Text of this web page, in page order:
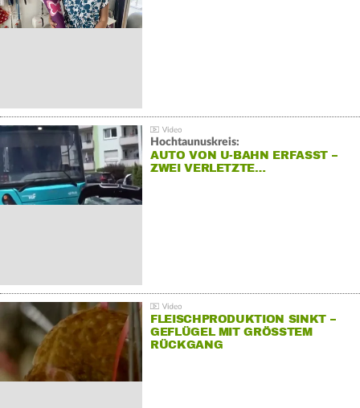
Hochtaunuskreis:
AUTO VON U-BAHN ERFASST –
ZWEI VERLETZTE…
FLEISCHPRODUKTION SINKT –
GEFLÜGEL MIT GRÖSSTEM R
ÜCKGANG